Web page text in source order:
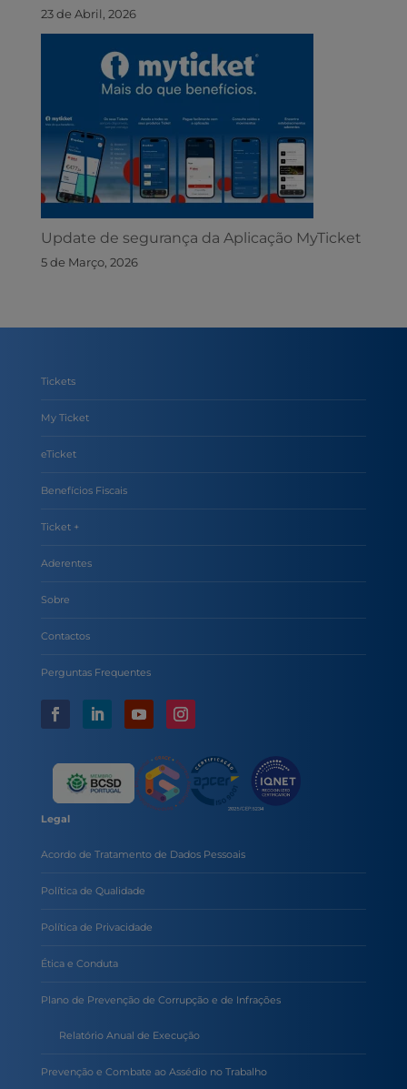
23 de Abril, 2026
Update de segurança da Aplicação MyTicket
5 de Março, 2026
Tickets
My Ticket
eTicket
Benefícios Fiscais
Ticket +
Aderentes
Sobre
Contactos
Perguntas Frequentes
Legal
Acordo de Tratamento de Dados Pessoais
Política de Qualidade
Política de Privacidade
Ética e Conduta
Plano de Prevenção de Corrupção e de Infrações
Relatório Anual de Execução
Prevenção e Combate ao Assédio no Trabalho